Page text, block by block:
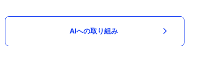
AIへの取り組み